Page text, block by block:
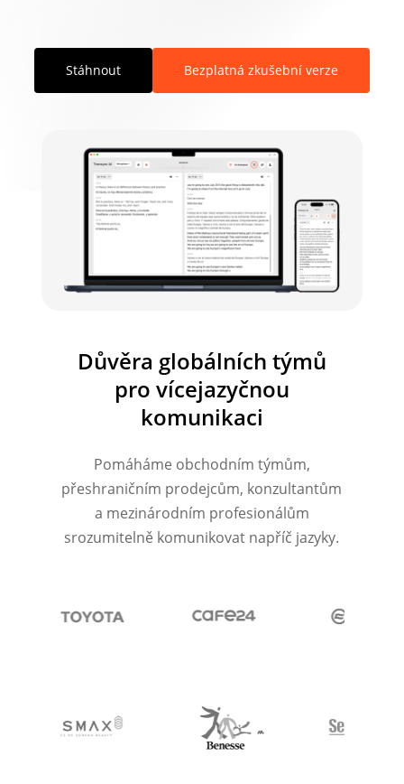
Stáhnout Bezplatná zkušební verze
Důvěra globálních týmů
pro vícejazyčnou
komunikaci
Pomáháme obchodním týmům,
přeshraničním prodejcům, konzultantům
a mezinárodním profesionálům
srozumitelně komunikovat napříč jazyky.